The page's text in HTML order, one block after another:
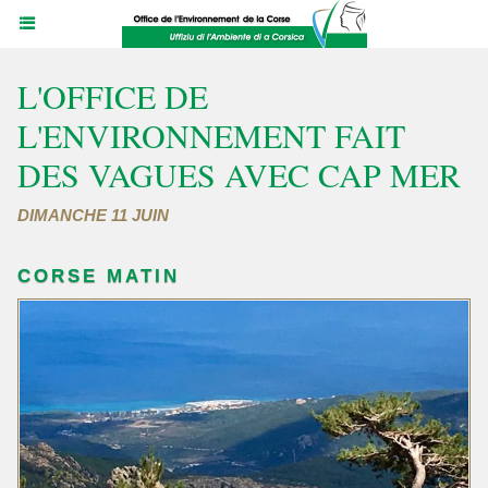
L'OFFICE DE
L'ENVIRONNEMENT FAIT
DES VAGUES AVEC CAP MER
DIMANCHE 11 JUIN
CORSE MATIN